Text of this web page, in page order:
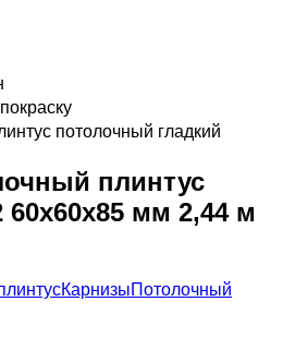
потолочный гладкий
плинтус
мм 2,44 м
КарнизыПотолочный